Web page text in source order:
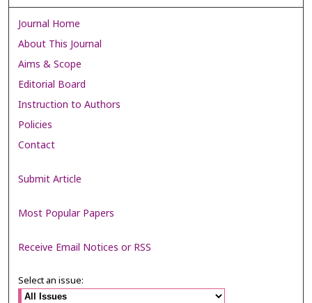
Journal Home
About This Journal
Aims & Scope
Editorial Board
Instruction to Authors
Policies
Contact
Submit Article
Most Popular Papers
Receive Email Notices or RSS
Select an issue: